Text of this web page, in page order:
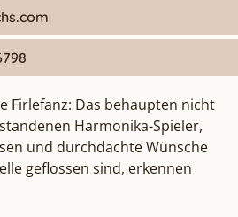
Firlefanz: Das behaupten nicht
Harmonika-Spieler,
und durchdachte Wünsche
geflossen sind, erkennen